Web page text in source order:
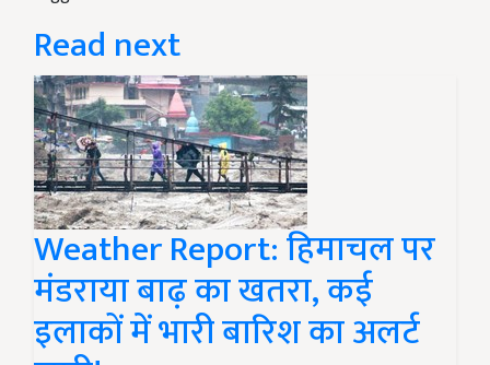
Read next
Weather Report: हिमाचल पर
मंडराया बाढ़ का खतरा, कई
इलाकों में भारी बारिश का अलर्ट